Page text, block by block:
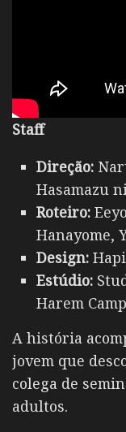
Staff
Direção:
Hasamazu
Roteiro:
Hanayome,
Design:
Estúdio:
Harem
A história
jovem que
colega de
adultos.